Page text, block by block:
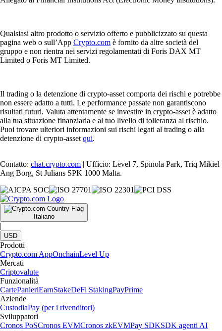
Qualsiasi altro prodotto o servizio offerto e pubblicizzato su questa
pagina web o sull’App Crypto.com è fornito da altre società del
gruppo e non rientra nei servizi regolamentati di Foris DAX MT
Limited o Foris MT Limited.
Il trading o la detenzione di crypto-asset comporta dei rischi e potrebbe
non essere adatto a tutti. Le performance passate non garantiscono
risultati futuri. Valuta attentamente se investire in crypto-asset è adatto
alla tua situazione finanziaria e al tuo livello di tolleranza al rischio.
Puoi trovare ulteriori informazioni sui rischi legati al trading o alla
detenzione di crypto-asset qui.
Contatto: chat.crypto.com | Ufficio: Level 7, Spinola Park, Triq Mikiel
Ang Borg, St Julians SPK 1000 Malta.
Italiano
|
USD
Prodotti
Crypto.com AppOnchainLevel Up
Mercati
Criptovalute
Funzionalità
CartePanieriEarnStakeDeFi StakingPayPrime
Aziende
CustodiaPay (per i rivenditori)
Sviluppatori
Cronos PoSCronos EVMCronos zkEVMPay SDKSDK agenti AI